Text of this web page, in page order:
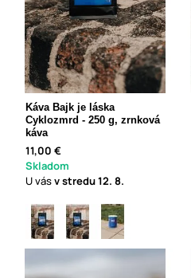
Káva Bajk je láska
Cyklozmrd - 250 g, zrnková
káva
11,00 €
Skladom
U vásv stredu12. 8.